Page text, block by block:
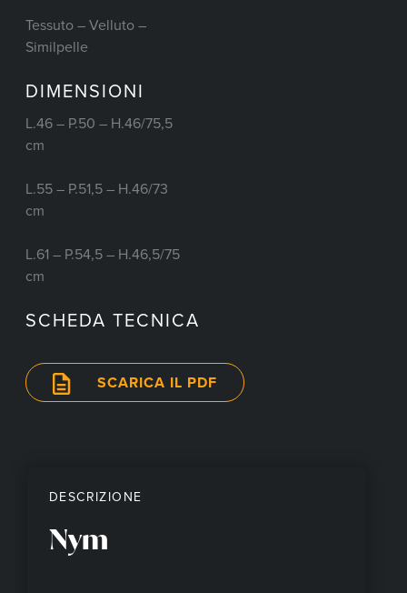
Tessuto – Velluto –
Similpelle
DIMENSIONI
L.46 – P.50 – H.46/75,5
cm
L.55 – P.51,5 – H.46/73
cm
L.61 – P.54,5 – H.46,5/75
cm
SCHEDA TECNICA
SCARICA IL PDF
DESCRIZIONE
Nym